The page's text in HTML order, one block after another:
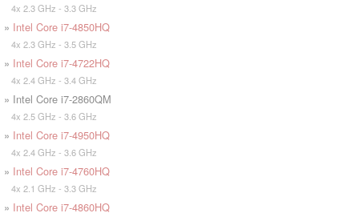
4x 2.3 GHz - 3.3 GHz
» Intel Core i7-4850HQ
4x 2.3 GHz - 3.5 GHz
» Intel Core i7-4722HQ
4x 2.4 GHz - 3.4 GHz
» Intel Core i7-2860QM
4x 2.5 GHz - 3.6 GHz
» Intel Core i7-4950HQ
4x 2.4 GHz - 3.6 GHz
» Intel Core i7-4760HQ
4x 2.1 GHz - 3.3 GHz
» Intel Core i7-4860HQ